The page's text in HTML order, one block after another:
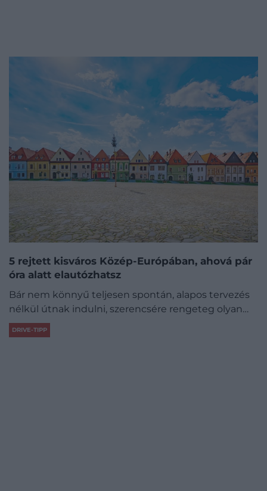
5 rejtett kisváros Közép-Európában, ahová pár
óra alatt elautózhatsz
Bár nem könnyű teljesen spontán, alapos tervezés
nélkül útnak indulni, szerencsére rengeteg olyan…
DRIVE-TIPP